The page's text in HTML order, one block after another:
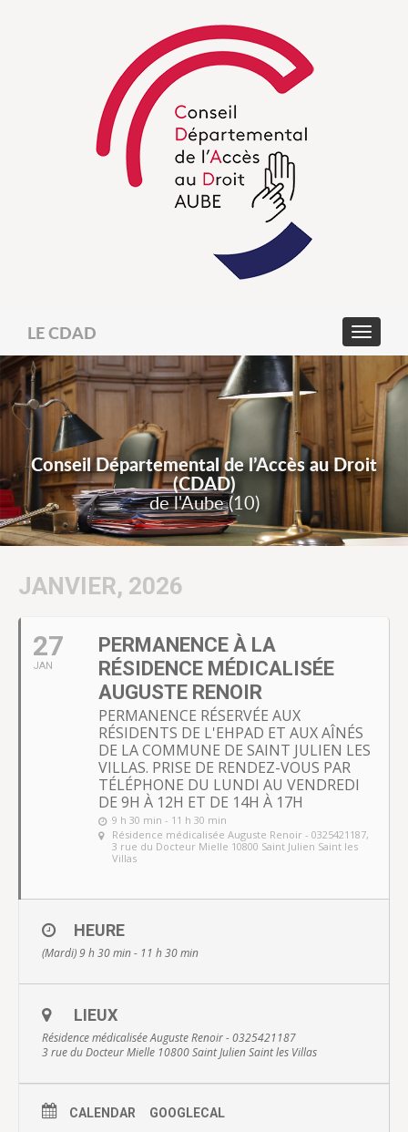
LE CDAD
Conseil Départemental de l’Accès au Droit
(CDAD)
de l'Aube (10)
JANVIER, 2026
27
JAN
PERMANENCE À LA
RÉSIDENCE MÉDICALISÉE
AUGUSTE RENOIR
PERMANENCE RÉSERVÉE AUX
RÉSIDENTS DE L'EHPAD ET AUX AÎNÉS
DE LA COMMUNE DE SAINT JULIEN LES
VILLAS. PRISE DE RENDEZ-VOUS PAR
TÉLÉPHONE DU LUNDI AU VENDREDI
DE 9H À 12H ET DE 14H À 17H
9 h 30 min - 11 h 30 min
Résidence médicalisée Auguste Renoir - 0325421187,
3 rue du Docteur Mielle 10800 Saint Julien Saint les
Villas
HEURE
(Mardi) 9 h 30 min - 11 h 30 min
LIEUX
Résidence médicalisée Auguste Renoir - 0325421187
3 rue du Docteur Mielle 10800 Saint Julien Saint les Villas
CALENDAR GOOGLECAL